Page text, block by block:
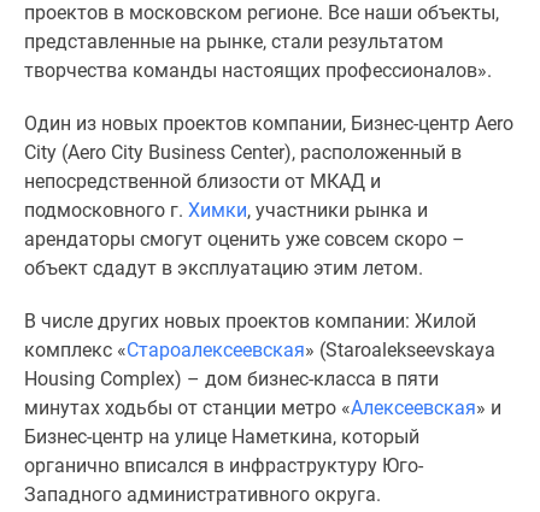
Подмосковья
Студии
комнатные
комнатные
комнатные
Квартиры
карте
Ипотечный
калькулятор
Семейная
ипотека
Военная
ипотека
проектов в московском регионе. Все наши объекты,
представленные на рынке, стали результатом
творчества команды настоящих профессионалов».
Один из новых проектов компании, Бизнес-центр Aero
City (Aero City Business Center), расположенный в
непосредственной близости от МКАД и
подмосковного г. Химки, участники рынка и
арендаторы смогут оценить уже совсем скоро –
объект сдадут в эксплуатацию этим летом.
В числе других новых проектов компании: Жилой
комплекс «Староалексеевская» (Staroalekseevskaya
Housing Complex) – дом бизнес-класса в пяти
минутах ходьбы от станции метро «Алексеевская» и
Бизнес-центр на улице Наметкина, который
органично вписался в инфраструктуру Юго-
Западного административного округа.